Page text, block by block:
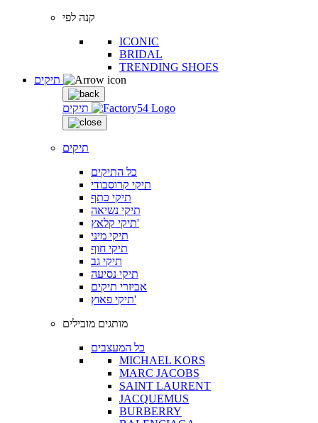
קנה לפי
ICONIC
BRIDAL
TRENDING SHOES
תיקים
תיקים
כל התיקים
תיקי קרוסבודי
תיקי כתף
תיקי נשיאה
תיקי קלאץ'
תיקי מיני
תיקי חוף
תיקי גב
תיקי נסיעה
אביזרי תיקים
תיקי פאוץ'
מותגים מובילים
כל המעצבים
MICHAEL KORS
MARC JACOBS
SAINT LAURENT
JACQUEMUS
BURBERRY